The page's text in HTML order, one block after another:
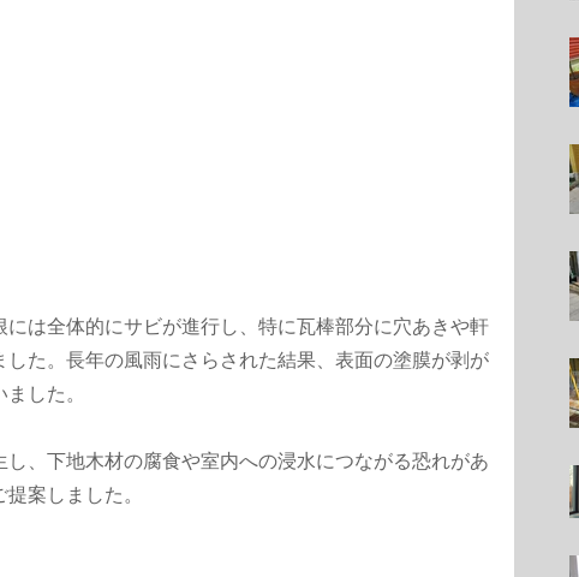
は全体的にサビが進行し、特に瓦棒部分に穴あきや軒
た。長年の風雨にさらされた結果、表面の塗膜が剥が
した。
、下地木材の腐食や室内への浸水につながる恐れがあ
案しました。